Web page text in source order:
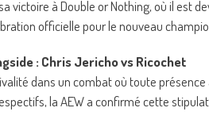
à Double or Nothing, où il est
officielle pour le nouveau
: Chris Jericho vs Ricochet
dans un combat où toute
la AEW a confirmé cette